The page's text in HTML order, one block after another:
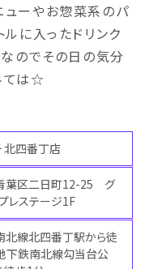
ーやお惣菜系のパ
ルに入ったドリンク
のでその日の気分
ては☆
北四番丁店
葉区二日町12-25 グ
レステージ1F
北線北四番丁駅から徒
下鉄南北線勾当台公